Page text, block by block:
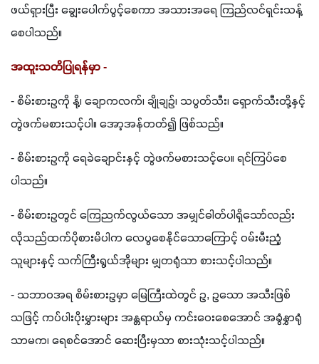
ဖယ်ရှားပြီး ချွေးပေါက်ပွင့်စေကာ အသားအရေ ကြည်လင်ရှင်းသန့်
စေပါသည်။
အထူးသတိပြုရန်မှာ -
- စိမ်းစားဥကို နို့၊ ချောကလက်၊ ချိုချဉ်၊ သပွတ်သီး၊ ရှောက်သီးတို့နှင့်
တွဲဖက်မစားသင့်ပါ။ အော့အန်တတ်၍ ဖြစ်သည်။
- စိမ်းစားဥကို ရေခဲချောင်းနှင့် တွဲဖက်မစားသင့်ပေ။ ရင်ကြပ်စေ
ပါသည်။
- စိမ်းစားဥတွင် ကြေညက်လွယ်သော အမျှင်ဓါတ်ပါရှိသော်လည်း
လိုသည်ထက်ပိုစားမိပါက လေပွစေနိုင်သောကြောင့် ဝမ်းမီးညံ့
သူများနှင့် သက်ကြီးရွယ်အိုများ မျှတရုံသာ စားသင့်ပါသည်။
- သဘာဝအရ စိမ်းစားဥမှာ မြေကြီးထဲတွင် ဥ, ဥသော အသီးဖြစ်
သဖြင့် ကပ်ပါးပိုးမွှားများ အန္တရာယ်မှ ကင်းဝေးစေအောင် အခွံနွှာရုံ
သာမက၊ ရေစင်အောင် ဆေးပြီးမှသာ စားသုံးသင့်ပါသည်။